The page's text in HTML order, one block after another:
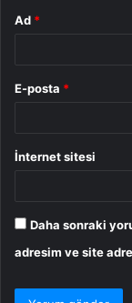
Ad *
E-posta *
İnternet sitesi
Daha sonraki
adresim ve site